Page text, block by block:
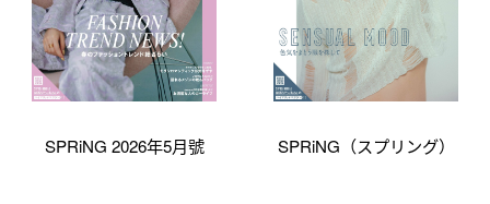
SPRiNG 2026年5月號 SPRiNG（スプリング）